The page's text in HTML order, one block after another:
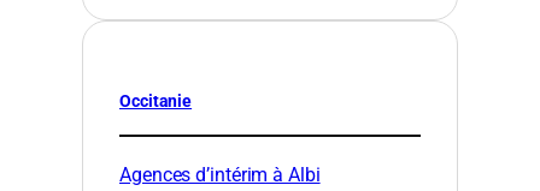
Occitanie
Agences d’intérim à Albi